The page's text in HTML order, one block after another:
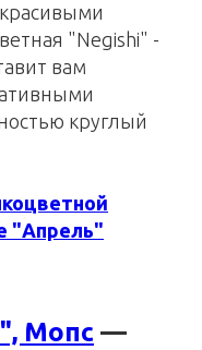
"Negishi" -
вам
круглый
"Апрель"
Мопс —